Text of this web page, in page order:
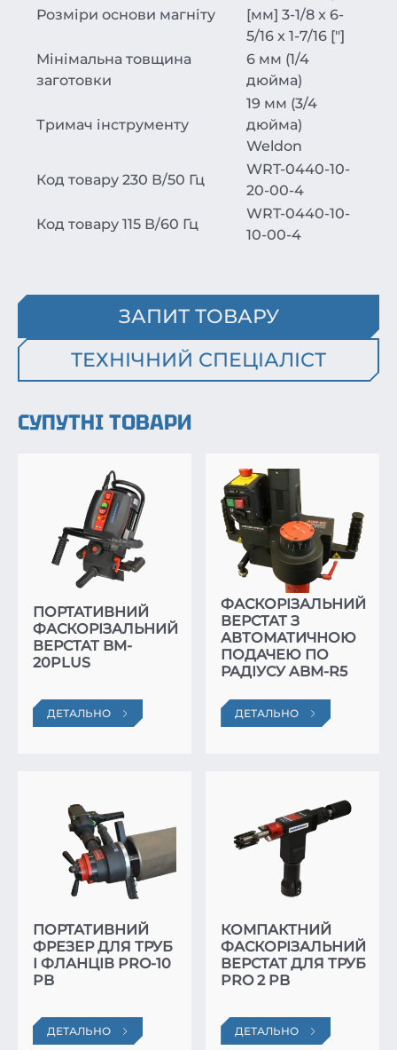
Розміри основи магніту
[мм] 3-1/8 x 6-
5/16 x 1-7/16 ["]
Мінімальна товщина
заготовки
6 мм (1/4
дюйма)
Тримач інструменту
19 мм (3/4
дюйма)
Weldon
Код товару 230 В/50 Гц
WRT-0440-10-
20-00-4
Код товару 115 В/60 Гц
WRT-0440-10-
10-00-4
ЗАПИТ ТОВАРУ
ТЕХНІЧНИЙ СПЕЦІАЛІСТ
СУПУТНІ ТОВАРИ
ПОРТАТИВНИЙ
ФАСКОРІЗАЛЬНИЙ
ВЕРСТАТ BM-
20PLUS
ДЕТАЛЬНО
ФАСКОРІЗАЛЬНИЙ
ВЕРСТАТ З
АВТОМАТИЧНОЮ
ПОДАЧЕЮ ПО
РАДІУСУ ABM-R5
ДЕТАЛЬНО
ПОРТАТИВНИЙ
ФРЕЗЕР ДЛЯ ТРУБ
І ФЛАНЦІВ PRO-10
PB
ДЕТАЛЬНО
КОМПАКТНИЙ
ФАСКОРІЗАЛЬНИЙ
ВЕРСТАТ ДЛЯ ТРУБ
PRO 2 PB
ДЕТАЛЬНО